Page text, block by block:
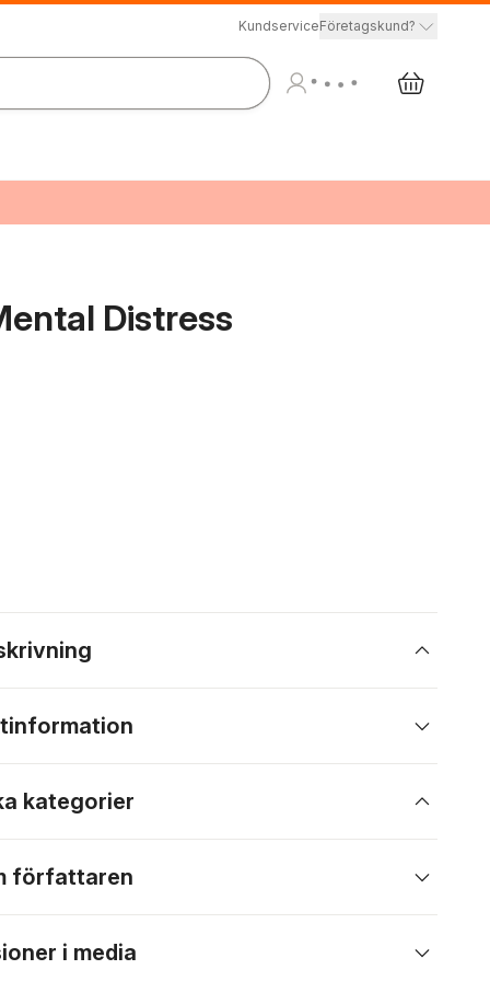
KundserviceFöretagskund?
Distress
kategorier
författaren
i media